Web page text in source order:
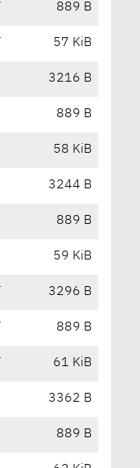
889 B
57 KiB
3216 B
889 B
58 KiB
3244 B
889 B
59 KiB
3296 B
889 B
61 KiB
3362 B
889 B